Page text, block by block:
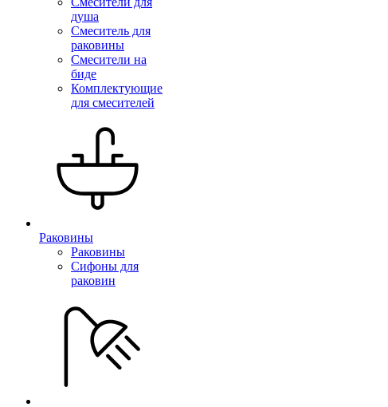
душа
Смеситель для
раковины
Смесители на
биде
Комплектующие
для смесителей
Раковины
Раковины
Сифоны для
раковин